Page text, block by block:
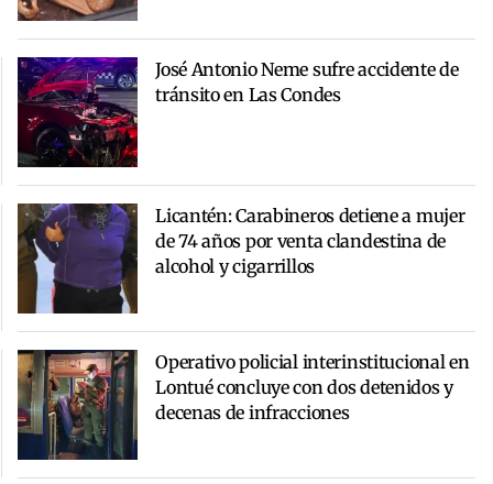
José Antonio Neme sufre accidente de
tránsito en Las Condes
Licantén: Carabineros detiene a mujer
de 74 años por venta clandestina de
alcohol y cigarrillos
Operativo policial interinstitucional en
Lontué concluye con dos detenidos y
decenas de infracciones